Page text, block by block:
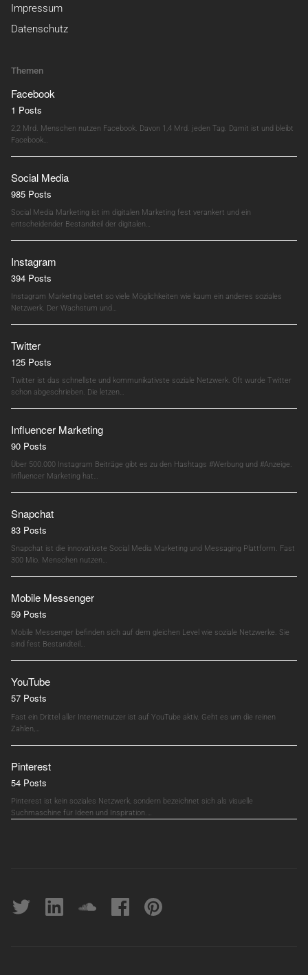
Impressum
Datenschutz
Themen
Facebook
1 Posts
2,2 Mrd. Menschen nutzen Facebook. Davon 1,4 Mrd. jeden Tag. Damit ist und bleibt
Facebook…
Social Media
985 Posts
Social Media Marketing ist im digitalen Marketing fest verankert und ein
entscheidender Bestandteil der digitalen…
Instagram
394 Posts
Instagram Marketing bietet so viele Möglichkeiten wie kaum ein anderes soziales
Netzwerk. Der Wachstum und…
Twitter
125 Posts
Twitter ist das schnellste und kommunikativste soziale Netzwerk. Oft wurde Twitter
schon abgeschrieben. Die letzen…
Influencer Marketing
90 Posts
Über 500.000 Instagram Beiträge gibt es zu den Hashtags #Werbung und #Anzeige.
Influencer Marketing hat…
Snapchat
83 Posts
Snapchat ist die innovativste Social Media Marketing und Messaging Plattform. Fast
300 Mio. Menschen nutzen…
Mobile Messenger
59 Posts
Mobile Messenger befinden sich auf dem gleichen Level wie soziale Netzwerke. Sie
sind fest Bestandteil…
YouTube
57 Posts
Fast ein Drittel aller Internetnutzer ist auf YouTube aktiv. Geht es um die reinen
Zahlen,…
Pinterest
54 Posts
Pinterest ist kein soziales Netzwerk, sondern bezeichnet sich als visuelle
Suchmaschine für Ideen und Inspiration.…
Twitter linkedin soundcloudFacebookpinterest